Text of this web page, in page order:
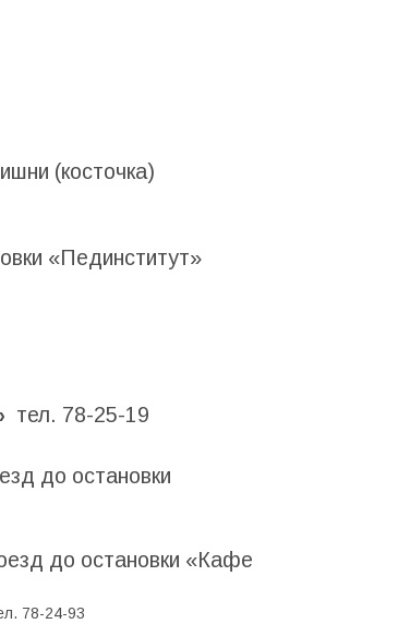
(косточка)
«Пединститут»
тел. 78-25-19
до остановки
до остановки «Кафе
78-24-93